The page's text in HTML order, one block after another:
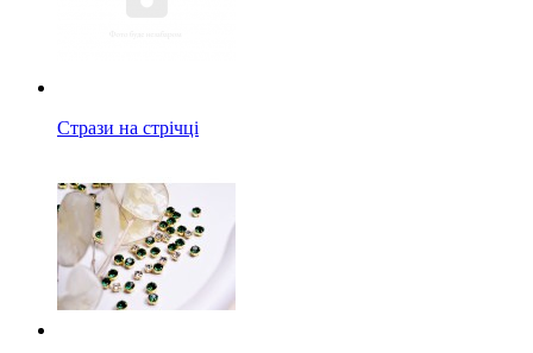
Стрази на стрічці